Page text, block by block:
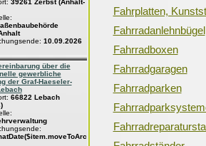
39261 Zerbst (Anhalt-
10.09.2026
über die
gewerbliche
der Graf-Haeseler-
66822 Lebach
Fahrplatten,
Fahrradanlehnbügel
Fahrradboxen
Fahrradgaragen
Fahrradparken